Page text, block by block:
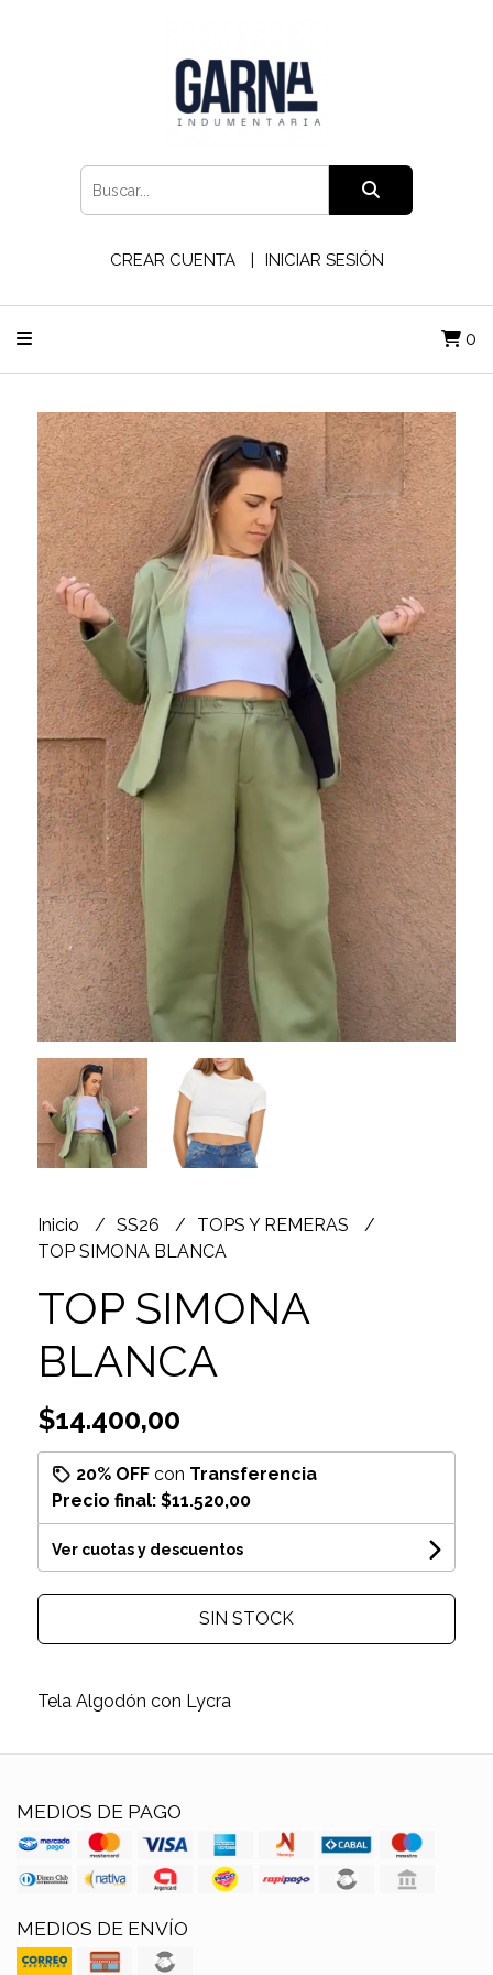
CREAR CUENTA INICIAR SESIÓN
0
Inicio SS26
TOPS Y REMERAS
TOP SIMONA BLANCA
TOP SIMONA
BLANCA
$14.400,00
20% OFFcon Transferencia
Precio final: $11.520,00
Ver cuotas y descuentos
SIN STOCK
Tela Algodón con Lycra
MEDIOS DE PAGO
MEDIOS DE ENVÍO